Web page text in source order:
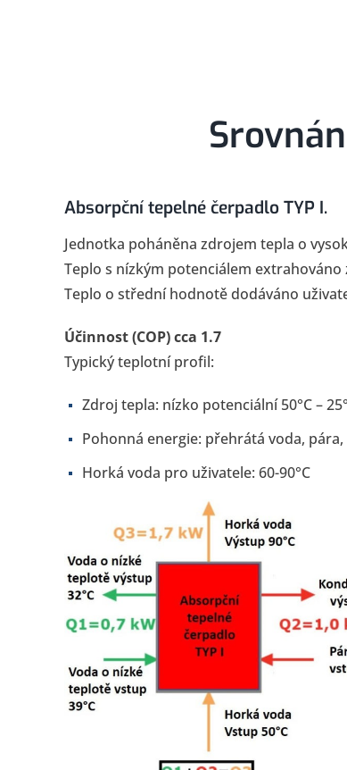
Absorpční tepelné čerpadlo TYP I.
Jednotka poháněna zdrojem tepla o
Teplo s nízkým potenciálem extrahováno
Teplo o střední hodnotě dodáváno
Účinnost (COP) cca 1.7
Typický teplotní profil:
Zdroj tepla: nízko potenciální 50°C –
Pohonná energie: přehrátá voda,
Horká voda pro uživatele: 60-90°C